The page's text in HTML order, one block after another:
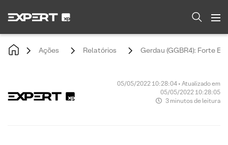
Ações Relatórios Gerdau (GGBR4): Forte
05/05/2022 10:28:04 • Atualizado em
05/05/2022 10:28:05
3 minutos de leitura